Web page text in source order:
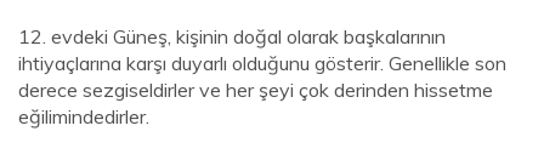
12. evdeki Güneş, kişinin doğal olarak başkalarının
ihtiyaçlarına karşı duyarlı olduğunu gösterir. Genellikle son
derece sezgiseldirler ve her şeyi çok derinden hissetme
eğilimindedirler.